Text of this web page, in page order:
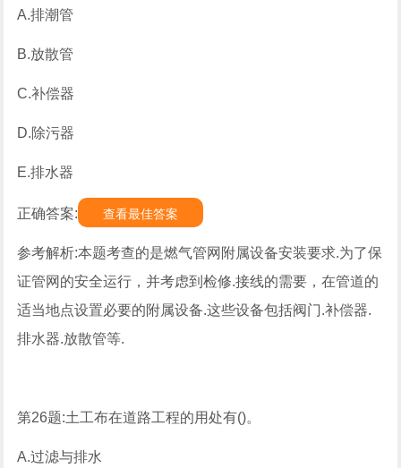
A.排潮管
B.放散管
C.补偿器
D.除污器
E.排水器
正确答案: 查看最佳答案
参考解析:本题考查的是燃气管网附属设备安装要求.为了保
证管网的安全运行，并考虑到检修.接线的需要，在管道的
适当地点设置必要的附属设备.这些设备包括阀门.补偿器.
排水器.放散管等.
第26题:土工布在道路工程的用处有()。
A.过滤与排水